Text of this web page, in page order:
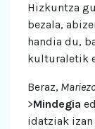
Hizkuntza
bezala,
handia du,
kulturaletik
Beraz,
>Mindegia
idatziak